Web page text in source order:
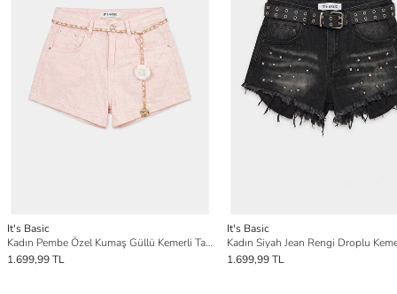
It's Basic
Kadın Pembe Özel Kumaş Güllü Kemerli Tasarım Mini Denim Şort
1.699,99 TL
It's Basic
1.699,99 TL